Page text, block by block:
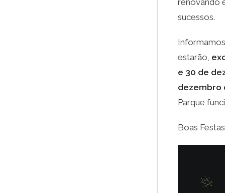
renovando
sucessos.
estarão,
e 30 de
dezembro
Parque
Boas